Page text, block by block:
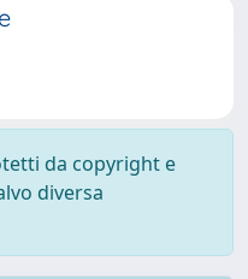
da copyright e
diversa